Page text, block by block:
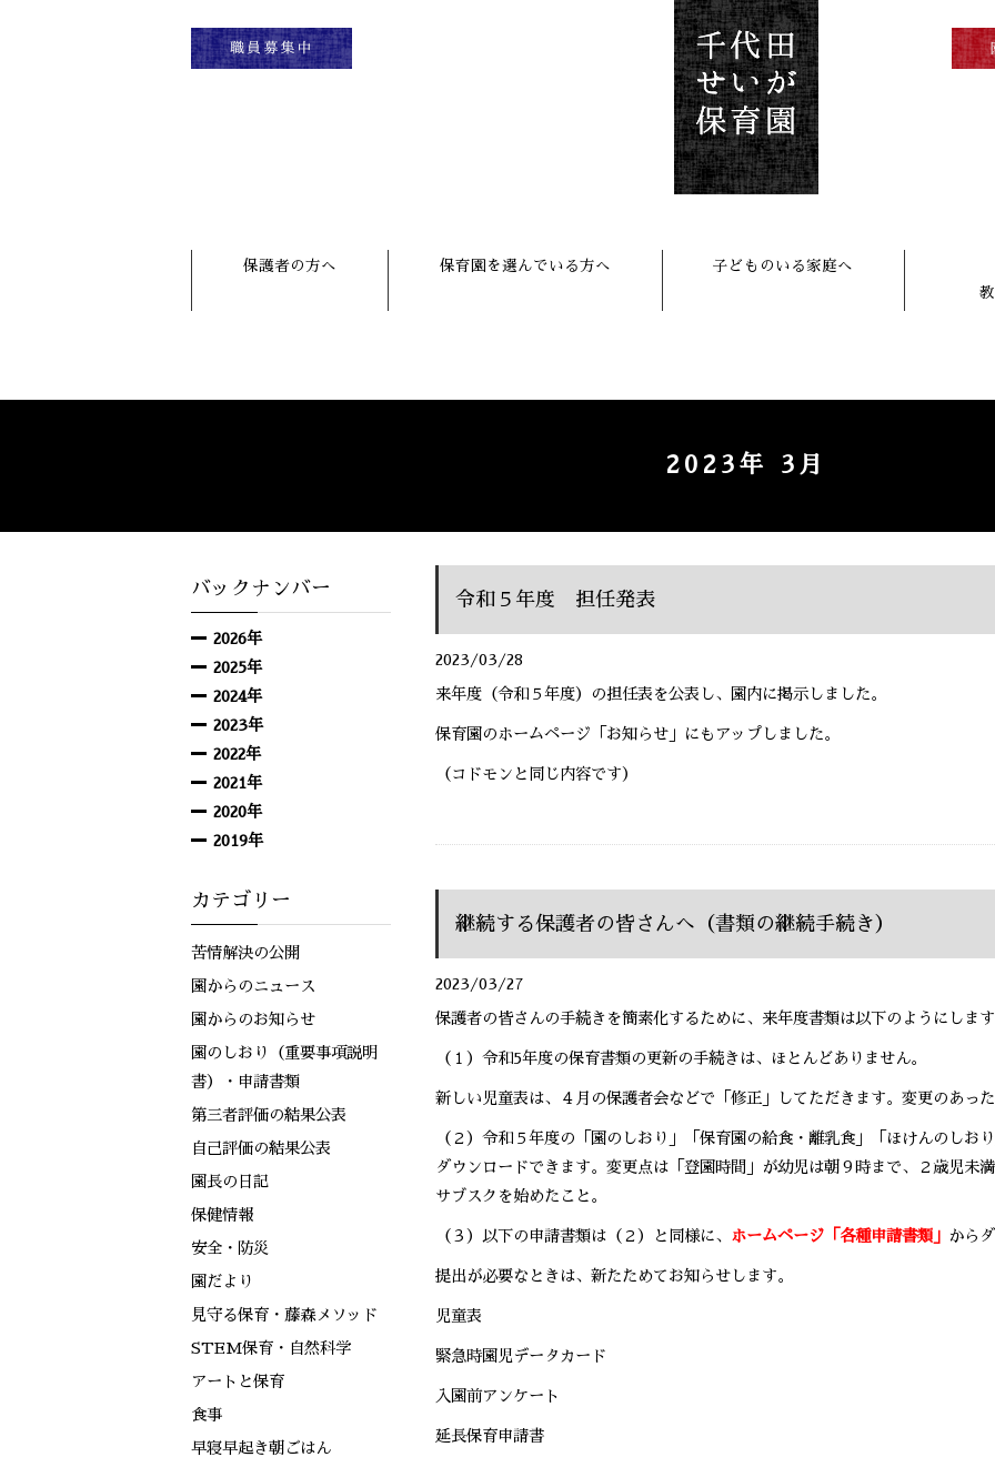
保護者の方へ 保育園を選んでいる方へ 子どものいる家庭へ
2023年 3月
令和５年度 担任発表
2023/03/28
来年度（令和５年度）の担任表を公表し、園内に掲示しました。
保育園のホームページ「お知らせ」にもアップしました。
（コドモンと同じ内容です）
継続する保護者の皆さんへ（書類の継続手続き）
2023/03/27
保護者の皆さんの手続きを簡素化するために、来年度書類は以下のようにします
（１）令和5年度の保育書類の更新の手続きは、ほとんどありません。
新しい児童表は、４月の保護者会などで「修正」してただきます。変更のあっ
（２）令和５年度の「園のしおり」「保育園の給食・離乳食」「ほけんのしおり
ダウンロードできます。変更点は「登園時間」が幼児は朝９時まで、２歳児未
サブスクを始めたこと。
（３）以下の申請書類は（２）と同様に、 ホームページ「各種申請書類」 から
提出が必要なときは、新たためてお知らせします。
児童表
緊急時園児データカード
入園前アンケート
延長保育申請書
バックナンバー
2026年
2025年
2024年
2023年
2022年
2021年
2020年
2019年
カテゴリー
苦情解決の公開
園からのニュース
園からのお知らせ
園のしおり（重要事項説明
書）・申請書類
第三者評価の結果公表
自己評価の結果公表
園長の日記
保健情報
安全・防災
園だより
見守る保育・藤森メソッド
STEM保育・自然科学
アートと保育
食事
早寝早起き朝ごはん